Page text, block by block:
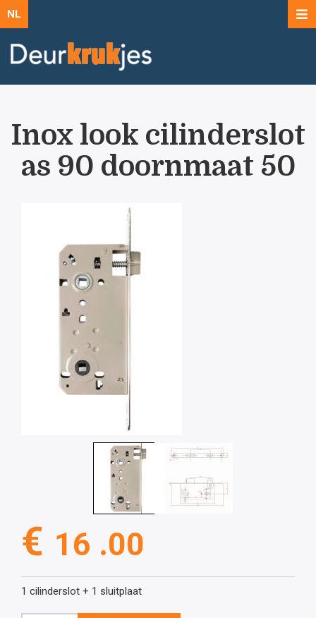
NL
Inox look cilinderslot
as 90 doornmaat 50
€ 16 .00
1 cilinderslot + 1 sluitplaat